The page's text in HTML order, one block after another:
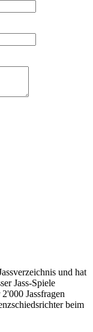
und hat
Jass-Spiele
Jassfragen
beim